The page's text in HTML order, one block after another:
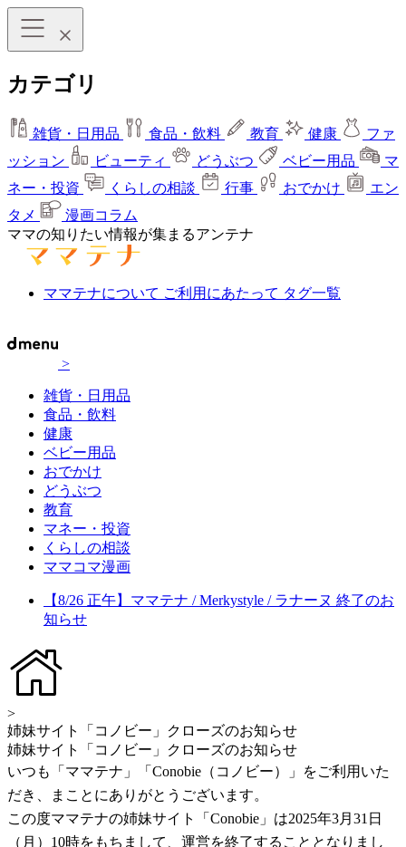
カテゴリ
雑貨・日用品 食品・飲料 教育 健康
ファ
ッション
ビューティ どうぶつ ベビー用品
マ
ネー・投資
くらしの相談 行事 おでかけ
エン
タメ
漫画コラム
ママの知りたい情報が集まるアンテナ
ママテナについて ご利用にあたって タグ一覧
>
雑貨・日用品
食品・飲料
健康
ベビー用品
おでかけ
どうぶつ
教育
マネー・投資
くらしの相談
ママコマ漫画
【8/26 正午】ママテナ / Merkystyle / ラナーヌ 終了のお
知らせ
>
姉妹サイト「コノビー」クローズのお知らせ
姉妹サイト「コノビー」クローズのお知らせ
いつも「ママテナ」「Conobie（コノビー）」をご利用いた
だき、まことにありがとうございます。
この度ママテナの姉妹サイト「Conobie」は2025年3月31日
（月）10時をもちまして、運営を終了することとなりまし